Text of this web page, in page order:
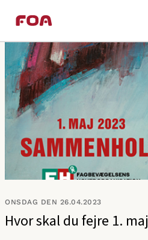
til
hovedindhold
til
hovedmenu
menu
FOA Nordsjælland
ONSDAG DEN 26.04.2023
Hvor skal du fejre 1. maj